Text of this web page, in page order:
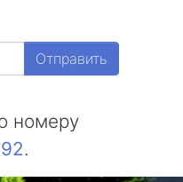
Отправить
номеру
.